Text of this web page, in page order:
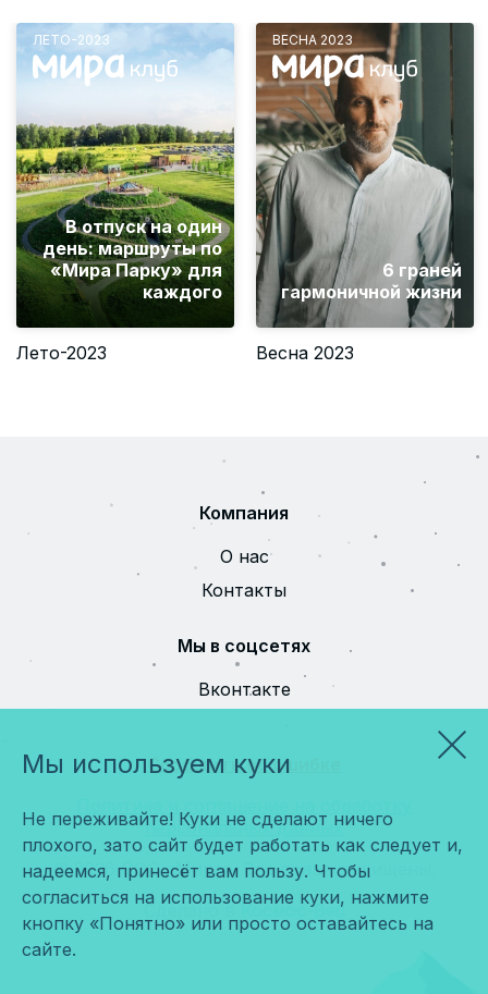
ЛЕТО-2023
В отпуск на один
день: маршруты по
«Мира Парку» для
каждого
Лето-2023
ВЕСНА 2023
6 граней
гармоничной жизни
Весна 2023
Компания
О нас
Контакты
Мы в соцсетях
Вконтакте
Сообщить об ошибке
персональных данных
© 2026 ООО «Мира». Все права защищены.
Сделано вКосмос-Веб
Мы используем куки
Не переживайте! Куки не сделают ничего
плохого, зато сайт будет работать как следует и,
надеемся, принесёт вам пользу. Чтобы
согласиться на использование куки, нажмите
кнопку «Понятно» или просто оставайтесь на
сайте.